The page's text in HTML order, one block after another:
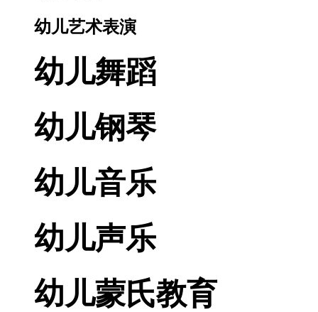
幼儿艺术表演
幼儿舞蹈
幼儿钢琴
幼儿音乐
幼儿声乐
幼儿蒙氏教育